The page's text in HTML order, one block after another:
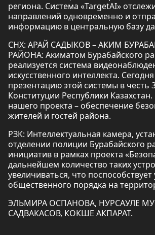
региона. Система «TargetAI»
направлений одновременно и
информацию в центральную базу
СНХ: АРАЙ САДЫКОВ – АКИМ
РАЙОНА: Акиматом Бурабайского
реализуется система
искусственного интеллекта.
презентацию этой системы в честь
Конституции Республики
нашего проекта – обеспечение
жителей и гостей района.
РЗК: Интеллектуальная камера,
отделении полиции Бурабайского
инициатив в рамках проекта
дальнейшем количество таких
увеличиваться, что
общественного порядка на
ЭЛЬМИРА ОСПАНОВА, НУРСАУЛЕ
САДВАКАСОВ, КОКШЕ АКПАРАТ.